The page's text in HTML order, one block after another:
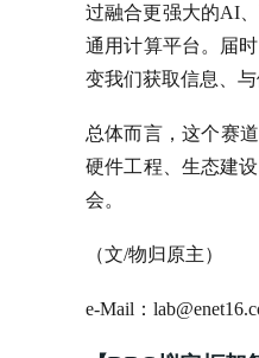
过融合更强大的AI
通用计算平台。届
变我们获取信息、
总体而言，这个赛
硬件工程、生态建
会。
（文/物归原主）
e-Mail：